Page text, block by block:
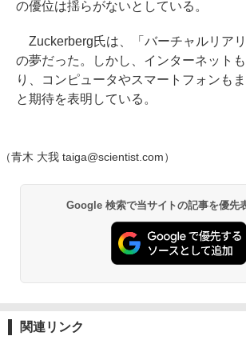
の優位は揺らがないとしている。
Zuckerberg氏は、「バーチャルリア
の夢だった。しかし、インターネット
り、コンピュータやスマートフォンもま
と期待を表明している。
（青木 大我 taiga@scientist.com）
Google 検索で当サイトの記事を優先
関連リンク